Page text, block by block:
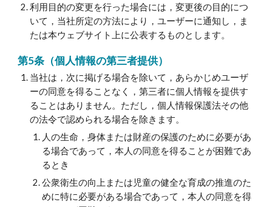
利用目的の変更を行った場合には，変更後の目的につ
いて，当社所定の方法により，ユーザーに通知し，ま
たは本ウェブサイト上に公表するものとします。
第5条（個人情報の第三者提供）
当社は，次に掲げる場合を除いて，あらかじめユーザ
ーの同意を得ることなく，第三者に個人情報を提供す
ることはありません。ただし，個人情報保護法その他
の法令で認められる場合を除きます。
人の生命，身体または財産の保護のために必要があ
る場合であって，本人の同意を得ることが困難であ
るとき
公衆衛生の向上または児童の健全な育成の推進のた
めに特に必要がある場合であって，本人の同意を得